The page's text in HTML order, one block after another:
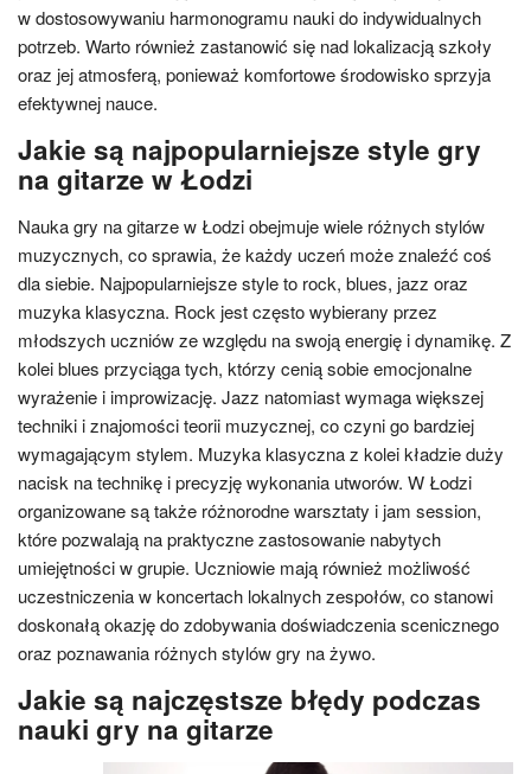
w dostosowywaniu harmonogramu nauki do indywidualnych
potrzeb. Warto również zastanowić się nad lokalizacją szkoły
oraz jej atmosferą, ponieważ komfortowe środowisko sprzyja
efektywnej nauce.
Jakie są najpopularniejsze style gry
na gitarze w Łodzi
Nauka gry na gitarze w Łodzi obejmuje wiele różnych stylów
muzycznych, co sprawia, że każdy uczeń może znaleźć coś
dla siebie. Najpopularniejsze style to rock, blues, jazz oraz
muzyka klasyczna. Rock jest często wybierany przez
młodszych uczniów ze względu na swoją energię i dynamikę. Z
kolei blues przyciąga tych, którzy cenią sobie emocjonalne
wyrażenie i improwizację. Jazz natomiast wymaga większej
techniki i znajomości teorii muzycznej, co czyni go bardziej
wymagającym stylem. Muzyka klasyczna z kolei kładzie duży
nacisk na technikę i precyzję wykonania utworów. W Łodzi
organizowane są także różnorodne warsztaty i jam session,
które pozwalają na praktyczne zastosowanie nabytych
umiejętności w grupie. Uczniowie mają również możliwość
uczestniczenia w koncertach lokalnych zespołów, co stanowi
doskonałą okazję do zdobywania doświadczenia scenicznego
oraz poznawania różnych stylów gry na żywo.
Jakie są najczęstsze błędy podczas
nauki gry na gitarze